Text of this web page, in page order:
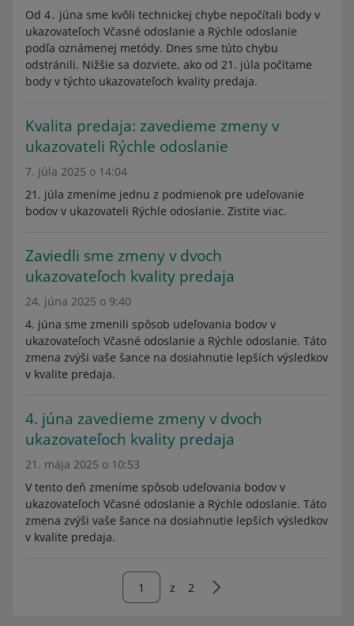
Od 4․ júna sme kvôli technickej chybe nepočítali body v
ukazovateľoch Včasné odoslanie a Rýchle odoslanie
podľa oznámenej metódy. Dnes sme túto chybu
odstránili. Nižšie sa dozviete, ako od 21. júla počítame
body v týchto ukazovateľoch kvality predaja.
Kvalita predaja: zavedieme zmeny v
ukazovateli Rýchle odoslanie
7. júla 2025 o 14:04
21. júla zmeníme jednu z podmienok pre udeľovanie
bodov v ukazovateli Rýchle odoslanie. Zistite viac.
Zaviedli sme zmeny v dvoch
ukazovateľoch kvality predaja
24. júna 2025 o 9:40
4. júna sme zmenili spôsob udeľovania bodov v
ukazovateľoch Včasné odoslanie a Rýchle odoslanie. Táto
zmena zvýši vaše šance na dosiahnutie lepších výsledkov
v kvalite predaja.
4. júna zavedieme zmeny v dvoch
ukazovateľoch kvality predaja
21. mája 2025 o 10:53
V tento deň zmeníme spôsob udeľovania bodov v
ukazovateľoch Včasné odoslanie a Rýchle odoslanie. Táto
zmena zvýši vaše šance na dosiahnutie lepších výsledkov
v kvalite predaja.
z 2